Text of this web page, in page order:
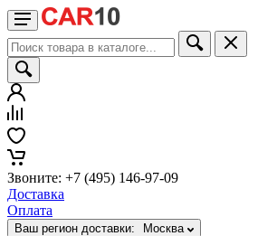
Звоните: +7 (495) 146-97-09
Доставка
Оплата
Ваш регион доставки: Москва